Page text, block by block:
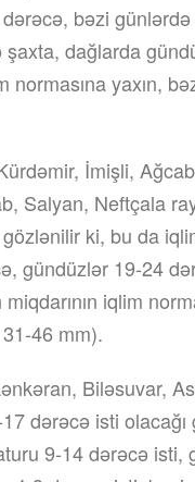
bəzi
dağlarda
normasına
İmişli,
Salyan, Neftçala
ki, bu da
gündüzlər 19-24
miqdarının iqlim
46 mm).
Biləsuvar,
dərəcə isti
9-14 dərəcə